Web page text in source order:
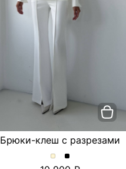
Брюки-клеш с разрезами
Брюки-Брюки-